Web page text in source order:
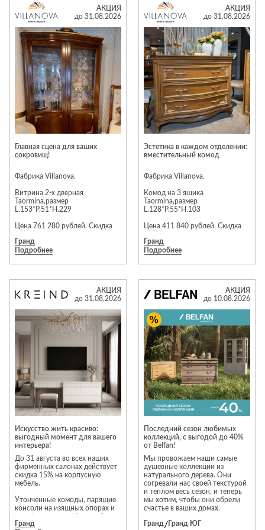
сна
Кровати
Матрасы
Товары для сна
Кухонные
гарнитуры
Напольные
покрытия
Обои
Плитка
Спецобувь
Спецодежда
Средства
индивидуальной
доверием архитекторов,
дизайнеров и клиентов.
Также в течение всего августа
действует скидка 30% на
коллекции спальни Лиона и
гостиной Ницца.
Почему выбирают мебель Parra?
Главные преимущества — не
только европейское качество и
вечный дизайн, но и
эргономичные, безопасные
формы.
Мы предлагаем мебель,
которая будет радовать вас
долгие годы!
с 3 по 31 августа 2026 года
Подробности уточняйте у
менеджеров салона
АКЦИЯ
до 31.08.2026
Главная сцена для ваших
сокровищ!
Фабрика Villanova.
Витрина 2-х дверная
Taormina,размер
L.153*P.51*H.229
Цена 761 280 рублей. Скидка
Подробности уточняйте у
менеджеров салона
Гранд
Подробнее
АКЦИЯ
до 31.08.2026
Эстетика в каждом отделении:
вместительный комод
Фабрика Villanova.
Комод на 3 ящика
Taormina,размер
L.128*P.55*H.103
Цена 411 840 рублей. Скидка
Подробности уточняйте у
менеджеров салона
Гранд
Подробнее
АКЦИЯ
до 31.08.2026
Искусство жить красиво:
выгодный момент для вашего
интерьера!
До 31 августа во всех наших
фирменных салонах действует
скидка 15% на корпусную
мебель.
Утонченные комоды, парящие
консоли на изящных опорах и
идеальный момент, чтобы
Гранд
АКЦИЯ
до 10.08.2026
Последний сезон любимых
коллекций, с выгодой до 40%
от Belfan!
Мы провожаем наши самые
душевные коллекции из
натурального дерева. Они
согревали нас своей текстурой
и теплом весь сезон, и теперь
мы хотим, чтобы они обрели
счастье в ваших домах.
В честь этого мы дарим Вам
Гранд/ Гранд ЮГ